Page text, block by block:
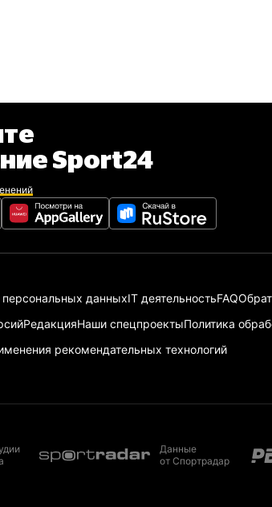
Sport24
данныхIT деятельностьFAQ
РедакцияНаши спецпроектыПолитика
рекомендательных технологий
Данные
от Спортрадар